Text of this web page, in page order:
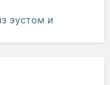
эустом и